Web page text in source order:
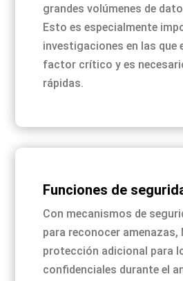
grandes volúmenes de
Esto es especialmente
investigaciones en las que
factor crítico y es
rápidas.
Funciones de
Con mecanismos de
para reconocer
protección adicional para
confidenciales durante el